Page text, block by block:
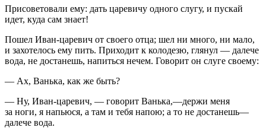
Присоветовали ему: дать царевичу одного слугу, и пускай
идет, куда сам знает!
Пошел Иван-царевич от своего отца; шел ни много, ни мало,
и захотелось ему пить. Приходит к колодезю, глянул — далече
вода, не достанешь, напиться нечем. Говорит он слуге своему:
— Ах, Ванька, как же быть?
— Ну, Иван-царевич, — говорит Ванька,—держи меня
за ноги, я напьюся, а там и тебя напою; а то не достанешь—
далече вода.